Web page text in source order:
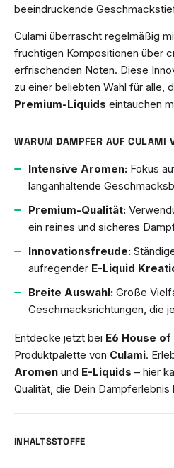
beeindruckende
Culami überrascht regelmäßig
fruchtigen Kompositionen über
erfrischenden Noten. Diese
zu einer beliebten Wahl für alle,
Premium-Liquids eintauchen
WARUM DAMPFER AUF CULAMI
Intensive Aromen: Fokus
langanhaltende
Premium-Qualität:
ein reines und sicheres
Innovationsfreude:
aufregender E-Liquid
Breite Auswahl: Große
Geschmacksrichtungen, die
Entdecke jetzt bei E6 House of
Produktpalette von Culami.
Aromen und E-Liquids – hier
Qualität, die Dein Dampferlebnis
INHALTSSTOFFE